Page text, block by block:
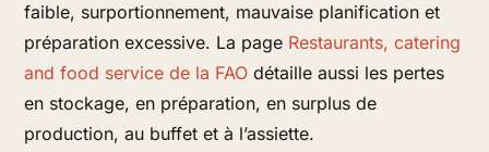
faible, surportionnement, mauvaise planification et
préparation excessive. La page Restaurants, catering
and food service de la FAO détaille aussi les pertes
en stockage, en préparation, en surplus de
production, au buffet et à l’assiette.